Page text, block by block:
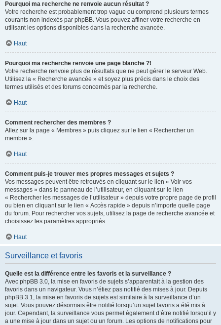
Pourquoi ma recherche ne renvoie aucun résultat ?
Votre recherche est probablement trop vague ou comprend plusieurs termes
courants non indexés par phpBB. Vous pouvez affiner votre recherche en
utilisant les options disponibles dans la recherche avancée.
Haut
Pourquoi ma recherche renvoie une page blanche ?!
Votre recherche renvoie plus de résultats que ne peut gérer le serveur Web.
Utilisez la « Recherche avancée » et soyez plus précis dans le choix des
termes utilisés et des forums concernés par la recherche.
Haut
Comment rechercher des membres ?
Allez sur la page « Membres » puis cliquez sur le lien « Rechercher un
membre ».
Haut
Comment puis-je trouver mes propres messages et sujets ?
Vos messages peuvent être retrouvés en cliquant sur le lien « Voir vos
messages » dans le panneau de l’utilisateur, en cliquant sur le lien
« Rechercher les messages de l’utilisateur » depuis votre propre page de profil
ou bien en cliquant sur le lien « Accès rapide » depuis n’importe quelle page
du forum. Pour rechercher vos sujets, utilisez la page de recherche avancée et
choisissez les paramètres appropriés.
Haut
Surveillance et favoris
Quelle est la différence entre les favoris et la surveillance ?
Avec phpBB 3.0, la mise en favoris de sujets s’apparentait à la gestion des
favoris dans un navigateur. Vous n’étiez pas notifié des mises à jour. Depuis
phpBB 3.1, la mise en favoris de sujets est similaire à la surveillance d’un
sujet. Vous pouvez désormais être notifié lorsqu’un sujet favoris a été mis à
jour. Cependant, la surveillance vous permet également d’être notifié lorsqu’il y
a une mise à jour dans un sujet ou un forum. Les options de notifications pour